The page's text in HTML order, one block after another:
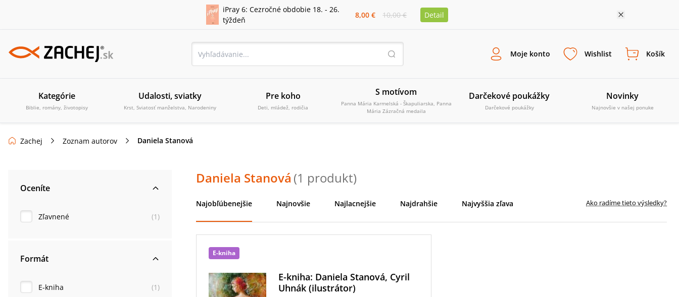
iPray 6: Cezročné obdobie 18. - 26.
týždeň
8,00 € 10,00 € Detail
Moje konto Wishlist Košík
Kategórie
Biblie, romány, životopisy
Udalosti, sviatky
Krst, Sviatosť manželstva, Narodeniny
Pre koho
Deti, mládež, rodičia
S motívom
Panna Mária Karmelská - Škapuliarska, Panna
Mária Zázračná medaila
Darčekové poukážky
Darčekové poukážky
Novinky
Najnovšie v našej ponuke
Zachej Zoznam autorov Daniela Stanová
Oceníte
Zľavnené (1 )
Formát
E-kniha (1 )
Daniela Stanová (1 produkt)
Najobľúbenejšie Najnovšie Najlacnejšie Najdrahšie Najvyššia zľava Ako radíme tieto výsledky?
E-kniha
E-kniha: Daniela Stanová, Cyril
Uhnák (ilustrátor)